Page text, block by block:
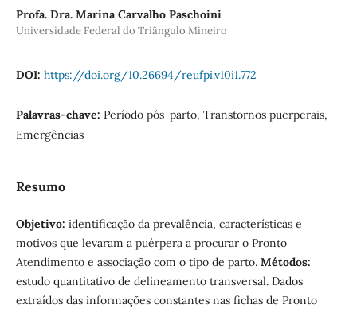
Profa. Dra. Marina Carvalho Paschoini
Universidade Federal do Triângulo Mineiro
DOI: https://doi.org/10.26694/reufpi.v10i1.772
Palavras-chave: Período pós-parto, Transtornos puerperais,
Emergências
Resumo
Objetivo: identificação da prevalência, características e
motivos que levaram a puérpera a procurar o Pronto
Atendimento e associação com o tipo de parto. Métodos:
estudo quantitativo de delineamento transversal. Dados
extraídos das informações constantes nas fichas de Pronto